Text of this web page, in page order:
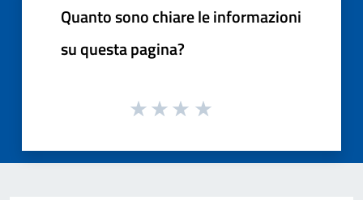
Quanto sono chiare le informazioni
su questa pagina?